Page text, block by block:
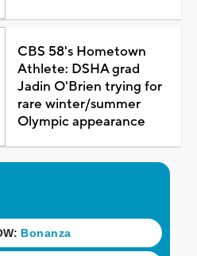
CBS 58's Hometown
Athlete: DSHA grad
Jadin O'Brien trying for
rare winter/summer
Olympic appearance